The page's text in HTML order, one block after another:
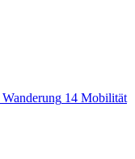
Wanderung 14 Mobilität